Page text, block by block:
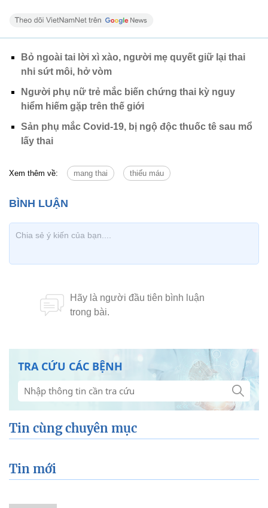
Bỏ ngoài tai lời xì xào, người mẹ quyết giữ lại thai
nhi sứt môi, hở vòm
Người phụ nữ trẻ mắc biến chứng thai kỳ nguy
hiểm hiếm gặp trên thế giới
Sản phụ mắc Covid-19, bị ngộ độc thuốc tê sau mổ
lấy thai
Xem thêm về: mang thai thiếu máu
TRA CỨU CÁC BỆNH
Tin cùng chuyên mục
Tin mới